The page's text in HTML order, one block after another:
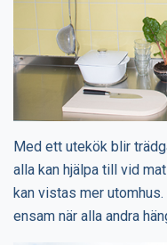
Med ett utekök blir
alla kan hjälpa till vid
kan vistas mer
ensam när alla andra